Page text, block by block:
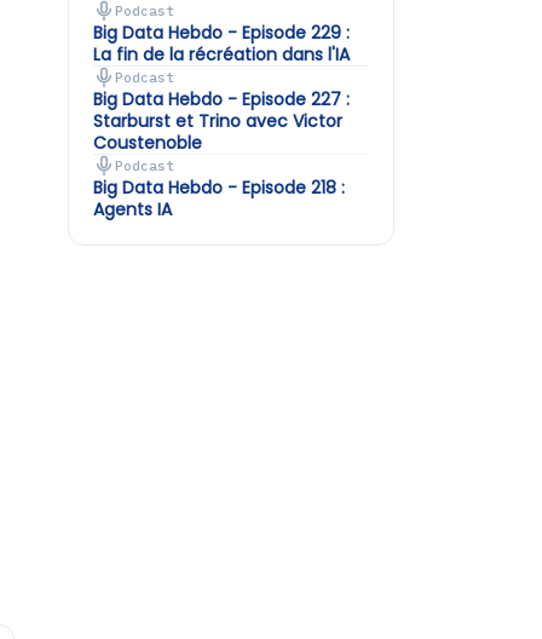
Podcast
Big Data Hebdo - Episode 229 :
La fin de la récréation dans l'IA
Podcast
Big Data Hebdo - Episode 227 :
Starburst et Trino avec Victor
Coustenoble
Podcast
Big Data Hebdo - Episode 218 :
Agents IA